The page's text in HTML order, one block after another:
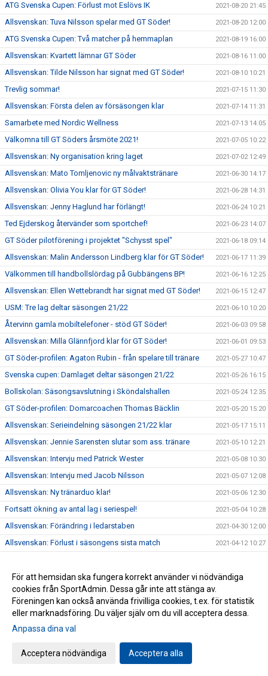
ATG Svenska Cupen: Förlust mot Eslövs IK 2021-08-20 21:45
Allsvenskan: Tuva Nilsson spelar med GT Söder! 2021-08-20 12:00
ATG Svenska Cupen: Två matcher på hemmaplan 2021-08-19 16:00
Allsvenskan: Kvartett lämnar GT Söder 2021-08-16 11:00
Allsvenskan: Tilde Nilsson har signat med GT Söder! 2021-08-10 10:21
Trevlig sommar! 2021-07-15 11:30
Allsvenskan: Första delen av försäsongen klar 2021-07-14 11:31
Samarbete med Nordic Wellness 2021-07-13 14:05
Välkomna till GT Söders årsmöte 2021! 2021-07-05 10:22
Allsvenskan: Ny organisation kring laget 2021-07-02 12:49
Allsvenskan: Mato Tomljenovic ny målvaktstränare 2021-06-30 14:17
Allsvenskan: Olivia You klar för GT Söder! 2021-06-28 14:31
Allsvenskan: Jenny Haglund har förlängt! 2021-06-24 10:21
Ted Ejderskog återvänder som sportchef! 2021-06-23 14:07
GT Söder pilotförening i projektet "Schysst spel" 2021-06-18 09:14
Allsvenskan: Malin Andersson Lindberg klar för GT Söder! 2021-06-17 11:39
Välkommen till handbollslördag på Gubbängens BP! 2021-06-16 12:25
Allsvenskan: Ellen Wettebrandt har signat med GT Söder! 2021-06-15 12:47
USM: Tre lag deltar säsongen 21/22 2021-06-10 10:20
Återvinn gamla mobiltelefoner - stöd GT Söder! 2021-06-03 09:58
Allsvenskan: Milla Glännfjord klar för GT Söder! 2021-06-01 09:53
GT Söder-profilen: Agaton Rubin - från spelare till tränare 2021-05-27 10:47
Svenska cupen: Damlaget deltar säsongen 21/22 2021-05-26 16:15
Bollskolan: Säsongsavslutning i Sköndalshallen 2021-05-24 12:35
GT Söder-profilen: Domarcoachen Thomas Bäcklin 2021-05-20 15:20
Allsvenskan: Serieindelning säsongen 21/22 klar 2021-05-17 15:11
Allsvenskan: Jennie Sarensten slutar som ass. tränare 2021-05-10 12:21
Allsvenskan: Intervju med Patrick Wester 2021-05-08 10:30
Allsvenskan: Intervju med Jacob Nilsson 2021-05-07 12:08
Allsvenskan: Ny tränarduo klar! 2021-05-06 12:30
Fortsatt ökning av antal lag i seriespel! 2021-05-04 10:28
Allsvenskan: Förändring i ledarstaben 2021-04-30 12:00
Allsvenskan: Förlust i säsongens sista match 2021-04-12 10:27
Allsvenskan: Inför match mot GF Kroppskultur 2021-03-20 10:51
Antalet aktiviteter ökade under 2020! 2021-03-18 15:18
Allsvenskan: Derbyförlust mot Nacka HK 2021-03-17 12:43
Allsvenskan: Tiomålsförlust mot IF Hallby HK
Allsvenskan: Inför match mot IF Hallby HK
Allsvenskan: Förlust i bortamötet med Eslövs IK
För att hemsidan ska fungera korrekt använder vi nödvändiga
cookies från SportAdmin. Dessa går inte att stänga av.
Föreningen kan också använda frivilliga cookies, t.ex. för statistik
eller marknadsföring. Du väljer själv om du vill acceptera dessa.
Anpassa dina val
Acceptera nödvändiga Acceptera alla